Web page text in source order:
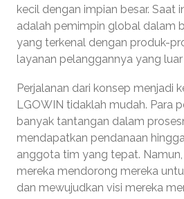
kecil dengan impian besar. Saat
adalah pemimpin global dalam
yang terkenal dengan produk-
layanan pelanggannya yang luar
Perjalanan dari konsep menjadi
LGOWIN tidaklah mudah. Para
banyak tantangan dalam
mendapatkan pendanaan
anggota tim yang tepat.
mereka mendorong mereka
dan mewujudkan visi mereka